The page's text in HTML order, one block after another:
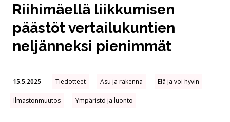
Riihimäellä liikkumisen
päästöt vertailukuntien
neljänneksi pienimmät
15.5.2025 Tiedotteet Asu ja rakenna Elä ja voi hyvin
Ilmastonmuutos Ympäristö ja luonto